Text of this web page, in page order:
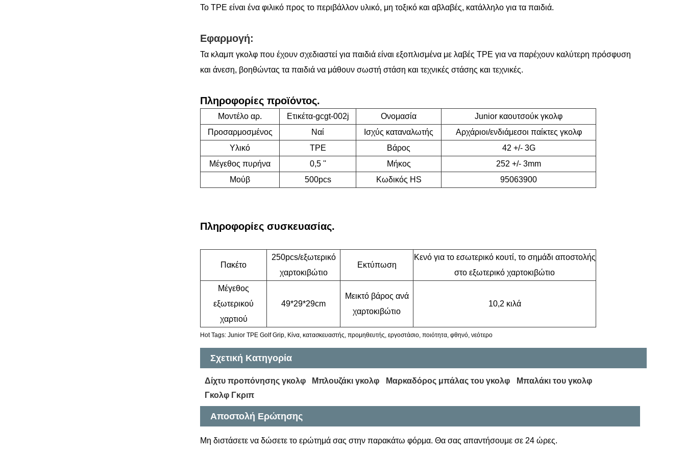
Το TPE είναι ένα φιλικό προς το περιβάλλον υλικό, μη τοξικό και αβλαβές, κατάλληλο για τα παιδιά.
Εφαρμογή:
Τα κλαμπ γκολφ που έχουν σχεδιαστεί για παιδιά είναι εξοπλισμένα με λαβές TPE για να παρέχουν καλύτερη πρόσφυση
και άνεση, βοηθώντας τα παιδιά να μάθουν σωστή στάση και τεχνικές στάσης και τεχνικές.
Πληροφορίες προϊόντος.
Μοντέλο αρ. Ετικέτα-gcgt-002j Ονομασία
Junior καουτσούκ γκολφ
Προσαρμοσμένος
Ναί Ισχύς καταναλωτής
Αρχάριοι/ενδιάμεσοι παίκτες γκολφ
Υλικό
TPE Βάρος
42 +/- 3G
Μέγεθος πυρήνα
0,5 '' Μήκος
252 +/- 3mm
Μούβ
500pcs Κωδικός HS 95063900
Πληροφορίες συσκευασίας.
Πακέτο
250pcs/εξωτερικό
χαρτοκιβώτιο
Εκτύπωση
Κενό για το εσωτερικό κουτί, το σημάδι αποστολής
στο εξωτερικό χαρτοκιβώτιο
Μέγεθος
εξωτερικού
χαρτιού
49*29*29cm
Μεικτό βάρος ανά
χαρτοκιβώτιο
10,2 κιλά
Hot Tags: Junior TPE Golf Grip, Κίνα, κατασκευαστής, προμηθευτής, εργοστάσιο, ποιότητα, φθηνό, νεότερο
Σχετική Κατηγορία
Δίχτυ προπόνησης γκολφ Μπλουζάκι γκολφ Μαρκαδόρος μπάλας του γκολφ
Μπαλάκι του γκολφ
Γκολφ Γκριπ
Αποστολή Ερώτησης
Μη διστάσετε να δώσετε το ερώτημά σας στην παρακάτω φόρμα. Θα σας απαντήσουμε σε 24 ώρες.